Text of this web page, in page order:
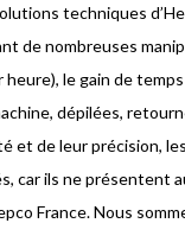
techniques
de nombreuses
heure), le gain de
dépilées,
et de leur précision,
car ils ne présentent
France. Nous